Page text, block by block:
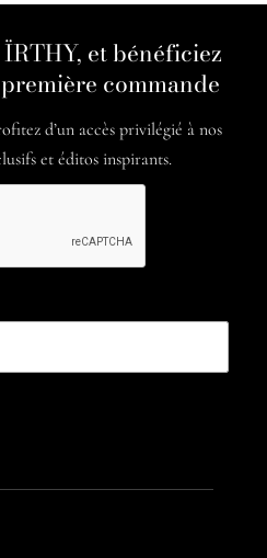
et bénéficiez
commande
d’un accès privilégié à nos
et éditos inspirants.